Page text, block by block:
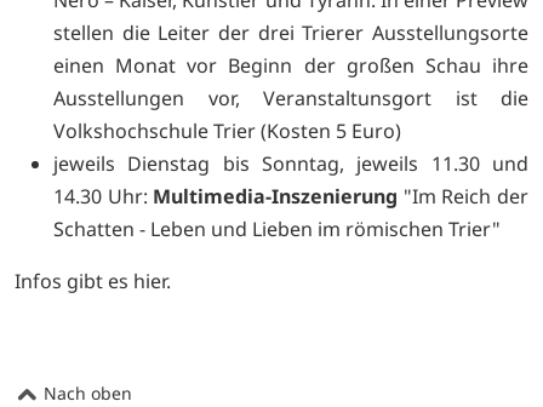
stellen die Leiter der drei Trierer Ausstellungsorte
einen Monat vor Beginn der großen Schau ihre
Ausstellungen vor, Veranstaltunsgort ist die
Volkshochschule Trier (Kosten 5 Euro)
jeweils Dienstag bis Sonntag, jeweils 11.30 und
14.30 Uhr: Multimedia-Inszenierung "Im Reich der
Schatten - Leben und Lieben im römischen Trier"
Infos gibt es hier.
Nach oben